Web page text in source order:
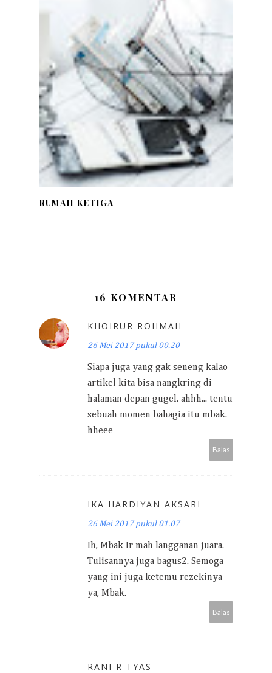
RUMAH KETIGA
16 KOMENTAR
KHOIRUR ROHMAH
26 Mei 2017 pukul 00.20
Siapa juga yang gak seneng kalao
artikel kita bisa nangkring di
halaman depan gugel. ahhh... tentu
sebuah momen bahagia itu mbak.
hheee
Balas
IKA HARDIYAN AKSARI
26 Mei 2017 pukul 01.07
Ih, Mbak Ir mah langganan juara.
Tulisannya juga bagus2. Semoga
yang ini juga ketemu rezekinya
ya, Mbak.
Balas
RANI R TYAS